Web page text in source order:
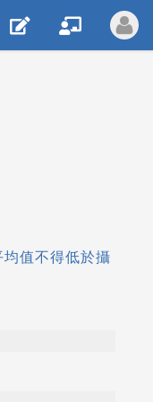
值不得低於攝